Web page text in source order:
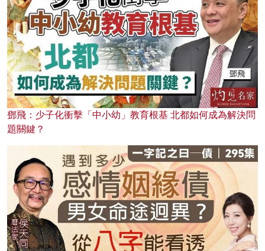
鄧飛：少子化衝擊「中小幼」教育根基 北都如何成為解決問
題關鍵？